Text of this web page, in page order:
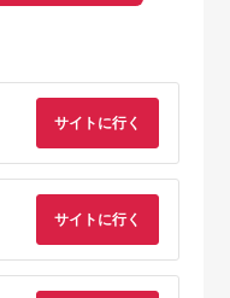
サイトに行く
サイトに行く